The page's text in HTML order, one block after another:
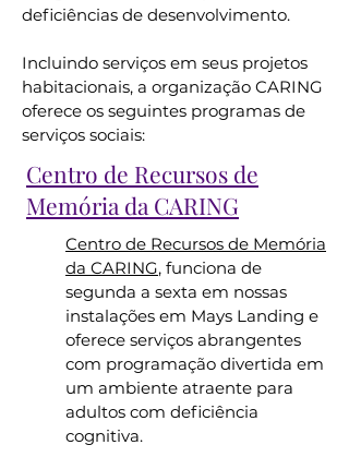
deficiências de desenvolvimento.
Incluindo serviços em seus projetos
habitacionais, a organização CARING
oferece os seguintes programas de
serviços sociais:
Centro de Recursos de
Memória da CARING
Centro de Recursos de Memória
da CARING, funciona de
segunda a sexta em nossas
instalações em Mays Landing e
oferece serviços abrangentes
com programação divertida em
um ambiente atraente para
adultos com deficiência
cognitiva.